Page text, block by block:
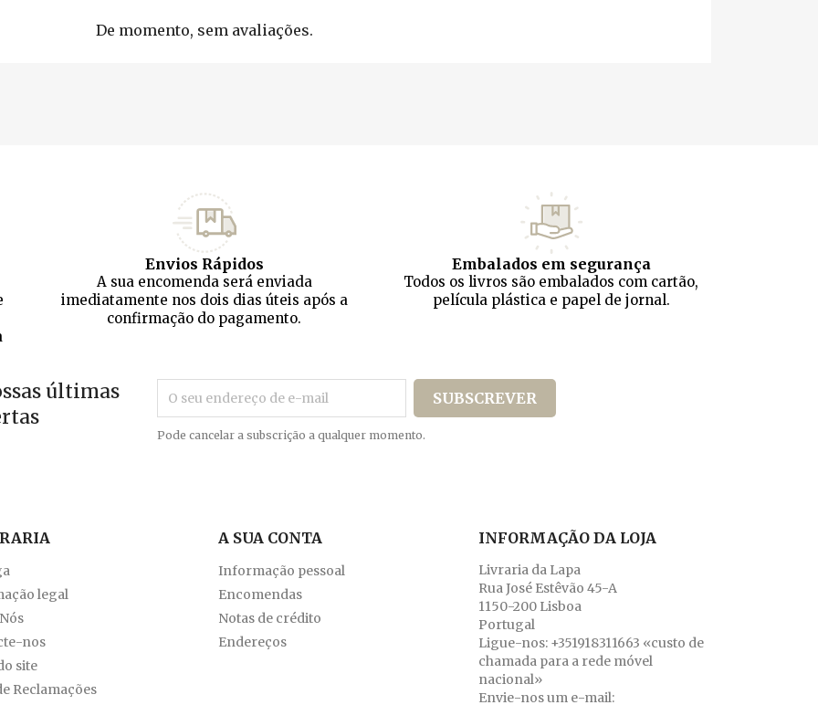
De momento, sem avaliações.
Envios Rápidos
A sua encomenda será enviada
imediatamente nos dois dias úteis após a
confirmação do pagamento.
Embalados em segurança
Todos os livros são embalados com cartão,
película plástica e papel de jornal.
últimas
Pode cancelar a subscrição a qualquer momento.
legal
nos
site
Reclamações
A SUA CONTA
Informação pessoal
Encomendas
Notas de crédito
Endereços
INFORMAÇÃO DA LOJA
Livraria da Lapa
Rua José Estêvão 45-A
1150-200 Lisboa
Portugal
Ligue-nos: +351918311663 «custo de
chamada para a rede móvel
nacional»
Envie-nos um e-mail: